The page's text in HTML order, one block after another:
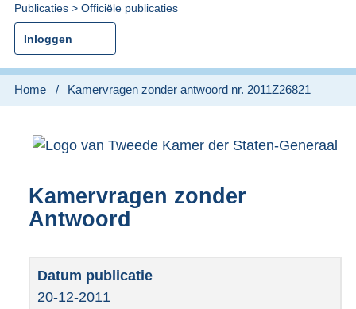
U
bent
nu
hier:
Publicaties Officiële publicaties
Inloggen
Home Kamervragen zonder antwoord nr. 2011Z26821
Kamervragen zonder
Antwoord
20-12-2011